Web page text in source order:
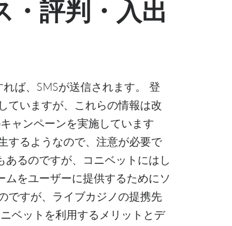
・評判・入出
ば、SMSが送信されます。 登
ていますが、これらの情報は改
ャンペーンを実施しています
するようなので、注意が必要で
るのですが、コニベットにはし
をユーザーに提供するためにソ
ですが、ライブカジノの提携先
ベットを利用するメリットとデ